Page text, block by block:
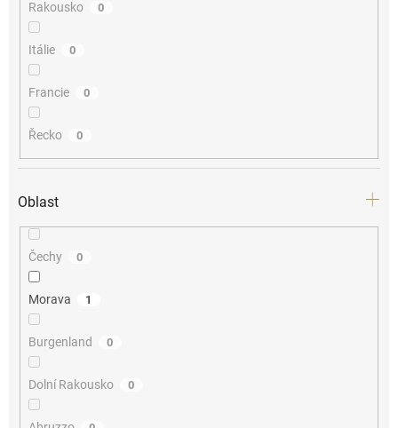
Rakousko 0
Itálie 0
Francie 0
Řecko 0
Oblast
Čechy 0
Morava 1
Burgenland 0
Dolní Rakousko 0